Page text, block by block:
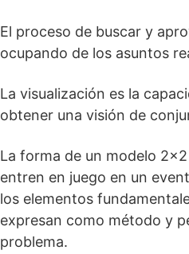
El proceso de buscar y
ocupando de los asuntos
La visualización es la
obtener una visión de
La forma de un modelo
entren en juego en un
los elementos
expresan como método y
problema.